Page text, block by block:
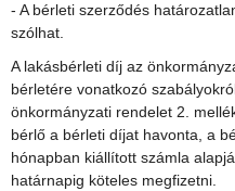
- A bérleti szerződés
szólhat.
A lakásbérleti díj az
bérletére vonatkozó
önkormányzati rendelet 2.
bérlő a bérleti díjat havonta, a
hónapban kiállított számla
határnapig köteles megfizetni.